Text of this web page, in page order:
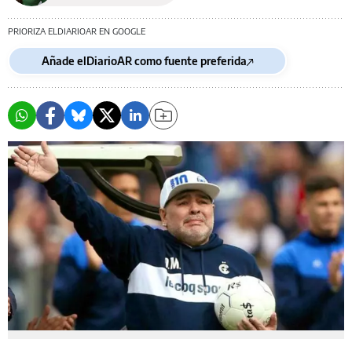
PRIORIZA ELDIARIOAR EN GOOGLE
Añade elDiarioAR como fuente preferida